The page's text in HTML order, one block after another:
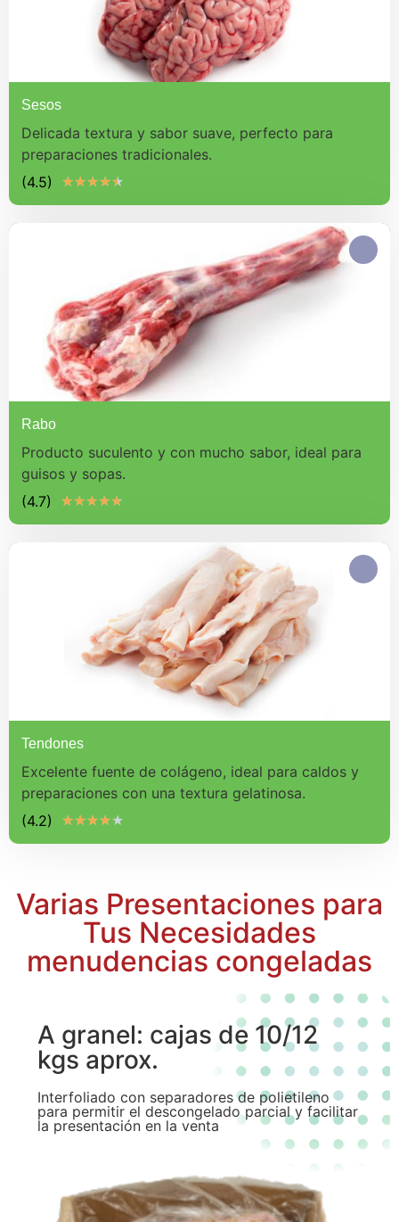
Sesos
Delicada textura y sabor suave, perfecto para
preparaciones tradicionales.
(4.5)
★★★★★
Rabo
Producto suculento y con mucho sabor, ideal para
guisos y sopas.
(4.7)
★★★★★
Tendones
Excelente fuente de colágeno, ideal para caldos y
preparaciones con una textura gelatinosa.
(4.2)
★★★★★
Varias Presentaciones para
Tus Necesidades
menudencias congeladas
A granel: cajas de 10/12
kgs aprox.
Interfoliado con separadores de polietileno
para permitir el descongelado parcial y facilitar
la presentación en la venta